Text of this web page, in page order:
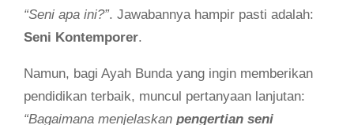
“Seni apa ini?”. Jawabannya hampir pasti adalah:
Seni Kontemporer.
Namun, bagi Ayah Bunda yang ingin memberikan
pendidikan terbaik, muncul pertanyaan lanjutan:
“Bagaimana menjelaskan pengertian seni